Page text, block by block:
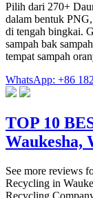
Pilih dari 270+
dalam bentuk
di tengah bingkai.
sampah bak
tempat sampah
WhatsApp: +86
TOP 10
Waukesha,
See more reviews
Recycling in
Recycling